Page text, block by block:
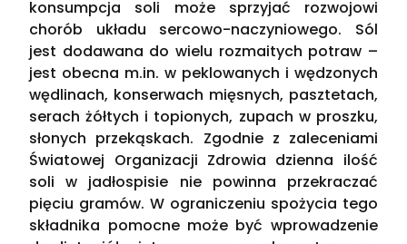
konsumpcja soli może sprzyjać rozwojowi
chorób układu sercowo-naczyniowego. Sól
jest dodawana do wielu rozmaitych potraw –
jest obecna m.in. w peklowanych i wędzonych
wędlinach, konserwach mięsnych, pasztetach,
serach żółtych i topionych, zupach w proszku,
słonych przekąskach. Zgodnie z zaleceniami
Światowej Organizacji Zdrowia dzienna ilość
soli w jadłospisie nie powinna przekraczać
pięciu gramów. W ograniczeniu spożycia tego
składnika pomocne może być wprowadzenie